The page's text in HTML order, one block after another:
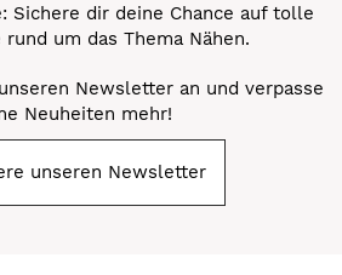
Sichere dir deine Chance auf tolle
rund um das Thema Nähen.
Newsletter an und verpasse
Neuheiten mehr!
unseren Newsletter